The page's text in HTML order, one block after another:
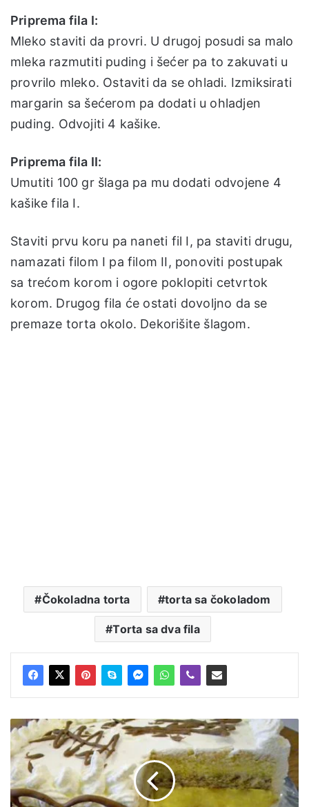
Priprema fila I:
Mleko staviti da provri. U drugoj posudi sa malo
mleka razmutiti puding i šećer pa to zakuvati u
provrilo mleko. Ostaviti da se ohladi. Izmiksirati
margarin sa šećerom pa dodati u ohladjen
puding. Odvojiti 4 kašike.
Priprema fila II:
Umutiti 100 gr šlaga pa mu dodati odvojene 4
kašike fila I.
Staviti prvu koru pa naneti fil I, pa staviti drugu,
namazati filom I pa filom II, ponoviti postupak
sa trećom korom i ogore poklopiti cetvrtok
korom. Drugog fila će ostati dovoljno da se
premaze torta okolo. Dekorišite šlagom.
Čokoladna torta torta sa čokoladom
Torta sa dva fila
Torta
Malaga